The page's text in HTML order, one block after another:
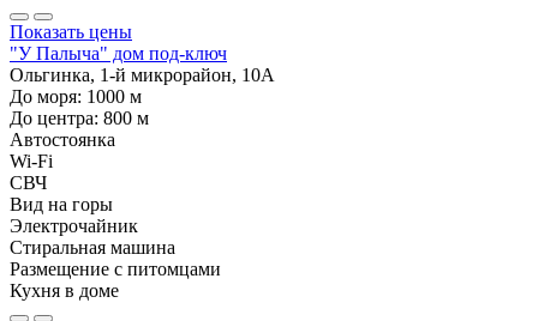
Показать цены
"У Палыча" дом под-ключ
Ольгинка, 1-й микрорайон, 10А
До моря: 1000 м
До центра: 800 м
Автостоянка
Wi-Fi
СВЧ
Вид на горы
Электрочайник
Стиральная машина
Размещение с питомцами
Кухня в доме